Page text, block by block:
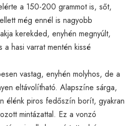
a 150-200 grammot is, sőt,
még ennél is nagyobb
kerekded, enyhén megnyúlt,
hasi varrat mentén kissé
vastag, enyhén molyhos, de a
eltávolítható. Alapszíne sárga,
élénk piros fedőszín borít, gyakran
mintázattal. Ez a vonzó